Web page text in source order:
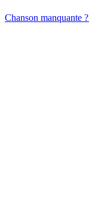
Chanson manquante